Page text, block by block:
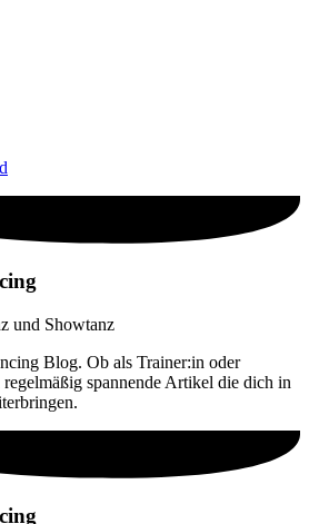
und Showtanz
Blog. Ob als Trainer:in oder
spannende Artikel die dich in